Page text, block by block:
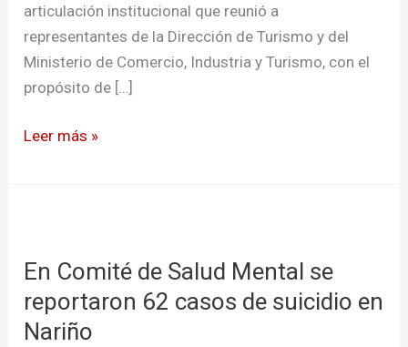
articulación institucional que reunió a
representantes de la Dirección de Turismo y del
Ministerio de Comercio, Industria y Turismo, con el
propósito de […]
Leer más »
En Comité de Salud Mental se
reportaron 62 casos de suicidio en
Nariño
de
Salud
Mental